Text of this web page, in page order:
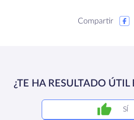
Compartir
¿TE HA RESULTADO ÚTIL
SÍ